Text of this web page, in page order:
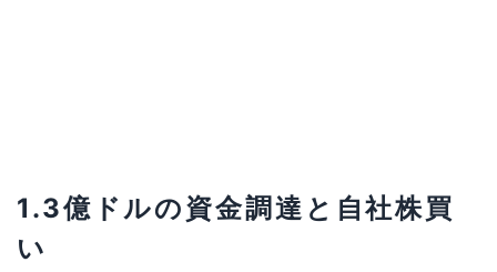
1.3億ドルの資金調達と自社株買
い